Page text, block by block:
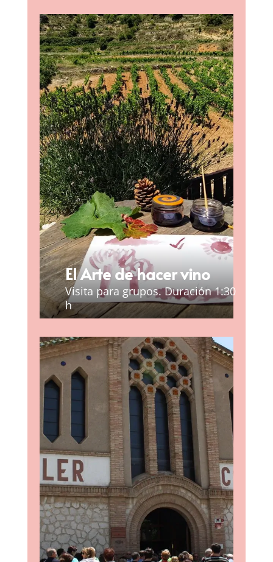
El Arte de hacer vino
Visita para grupos. Duración 1:30
h